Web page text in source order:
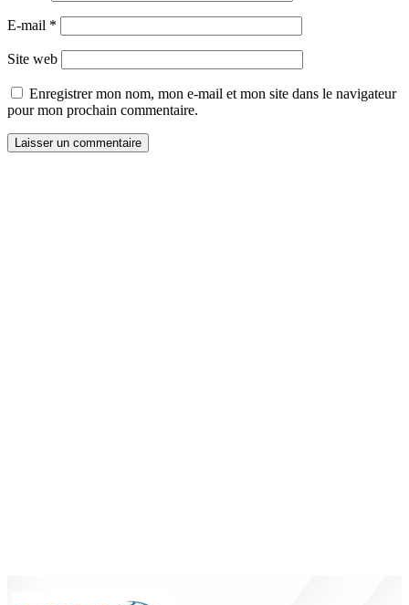
E-mail *
Site web
Enregistrer mon nom, mon e-mail et mon site dans le navigateur
pour mon prochain commentaire.